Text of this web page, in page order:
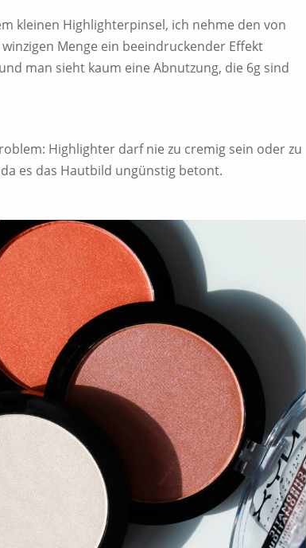
kleinen Highlighterpinsel, ich nehme den von
Menge ein beeindruckender Effekt
man sieht kaum eine Abnutzung, die 6g sind
Highlighter darf nie zu cremig sein oder zu
es das Hautbild ungünstig betont.